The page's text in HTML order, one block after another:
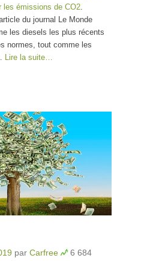
émissions de CO2.
du journal Le Monde
les diesels les plus récents
normes, tout comme les
Lire la suite…
par Carfree
6 684